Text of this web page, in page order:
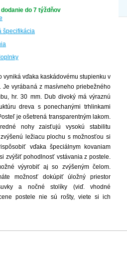
dodanie do 7 týždňov
špecifikácia
vyniká vďaka kaskádovému stupienku v
Je vyrábaná z masívneho priebežného
hr. 30 mm. Dub divoký má výraznú
dreva s ponechanými trhlinkami
je ošetrená transparentným lakom.
nohy zaisťujú vysokú stabilitu
ležiacu plochu s možnosťou si
vďaka špeciálnym kovaniam
zvýšiť pohodlnosť vstávania z postele.
výyrobiť aj so zvýšeným čelom.
možnosť dokúpiť úložný priestor
a nočné stolíky (viď. vhodné
postele nie sú rošty, viete si ich